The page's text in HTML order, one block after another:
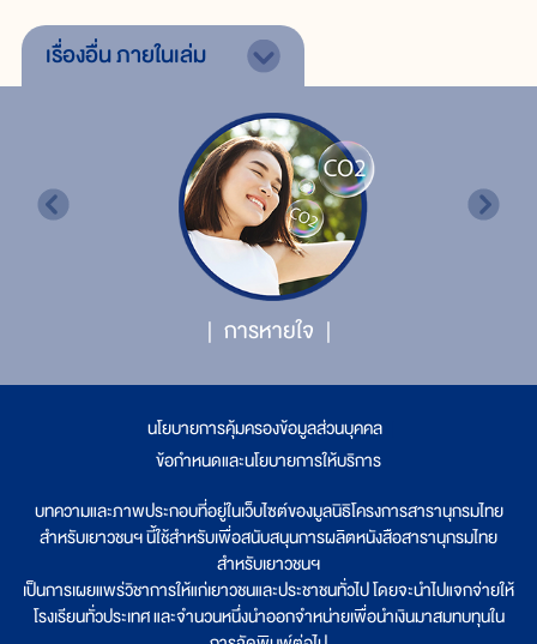
เรื่องอื่นภายในเล่ม
การหายใจ
นโยบายการคุ้มครองข้อมูลส่วนบุคคล
ข้อกำหนดและนโยบายการให้บริการ
บทความและภาพประกอบที่อยู่ในเว็บไซต์ของมูลนิธิโครงการสารานุกรมไทย
สำหรับเยาวชนฯ นี้ใช้สำหรับเพื่อสนับสนุนการผลิตหนังสือสารานุกรมไทย
สำหรับเยาวชนฯ
เป็นการเผยแพร่วิชาการให้แก่เยาวชนและประชาชนทั่วไป โดยจะนำไปแจกจ่ายให้
โรงเรียนทั่วประเทศ และจำนวนหนึ่งนำออกจำหน่ายเพื่อนำเงินมาสมทบทุนใน